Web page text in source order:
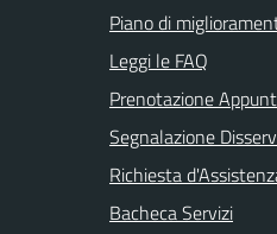
Piano di
Leggi le FAQ
Prenotazione
Segnalazione
Richiesta
Bacheca Servizi